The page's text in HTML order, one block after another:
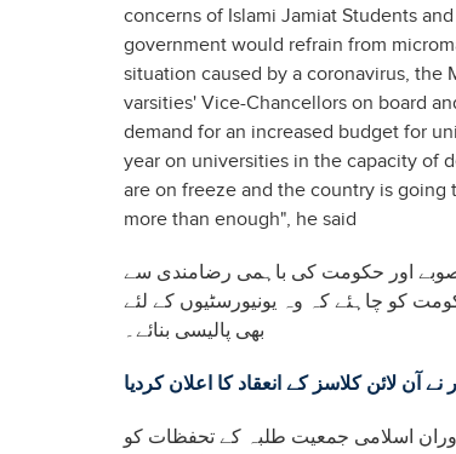
concerns of Islami Jamiat Students
government would refrain from
situation caused by a coronavirus,
varsities' Vice-Chancellors on board
demand for an increased budget for
year on universities in the capacity of
are on freeze and the country is
more than enough", he said
اور حکومت کی باہمی رضامندی سے
کو چاہئے کہ وہ یونیورسٹیوں کے لئے
بھی پالیسی بنائے۔
نے آن لائن کلاسز کے انعقاد کا اعلان کردیا
اسلامی جمعیت طلبہ کے تحفظات کو